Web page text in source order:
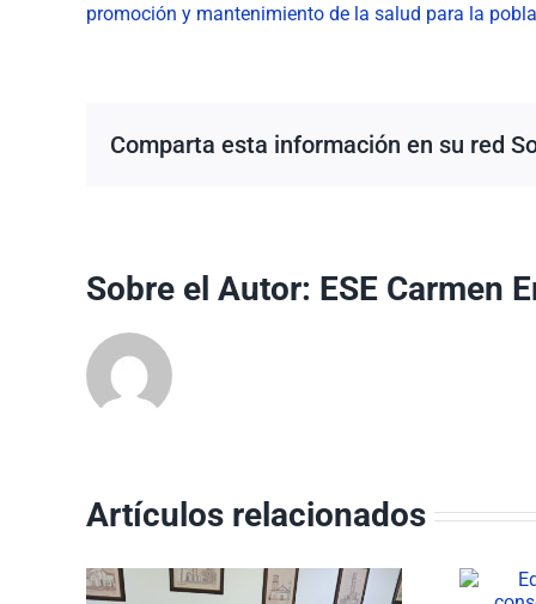
promoción y mantenimiento de la salud para la
Comparta esta información en su red
Sobre el Autor: ESE Carmen
Artículos relacionados
Equipos Básicos de